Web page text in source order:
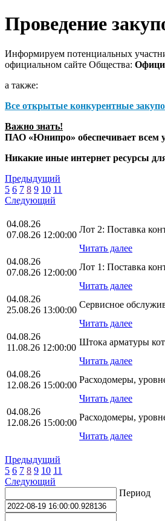
Проведение
Информируем потенциальных
официальном сайте Общества:
а также:
Все открытые конкурентные
Важно знать!
ПАО «Юнипро» обеспечивает всем
Никакие иные интернет ресурсы
Предыдущий
5 6 7 8 9 10 11
Следующий
04.08.26
07.08.26 12:00:00
Лот 2: Поставка
Читать далее
04.08.26
07.08.26 12:00:00
Лот 1: Поставка
Читать далее
04.08.26
25.08.26 13:00:00
Сервисное
Читать далее
04.08.26
11.08.26 12:00:00
Штока арматуры
Читать далее
04.08.26
12.08.26 15:00:00
Расходомеры,
Читать далее
04.08.26
12.08.26 15:00:00
Расходомеры,
Читать далее
Предыдущий
5 6 7 8 9 10 11
Следующий
Период